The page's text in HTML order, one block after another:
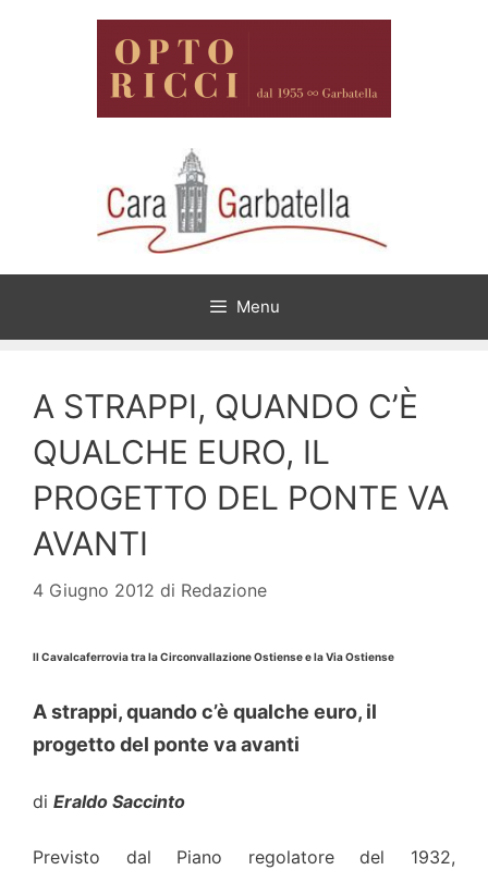
Menu
A STRAPPI, QUANDO C’È
QUALCHE EURO, IL
PROGETTO DEL PONTE VA
AVANTI
4 Giugno 2012 di Redazione
Il Cavalcaferrovia tra la Circonvallazione Ostiense e la Via Ostiense
A strappi, quando c’è qualche euro, il
progetto del ponte va avanti
di Eraldo Saccinto
Previsto dal Piano regolatore del 1932,